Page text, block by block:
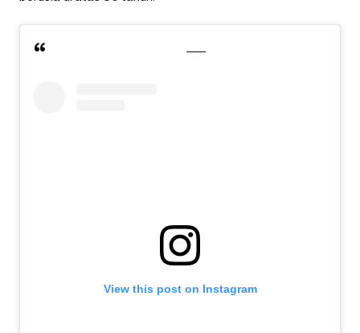
View this post on Instagram